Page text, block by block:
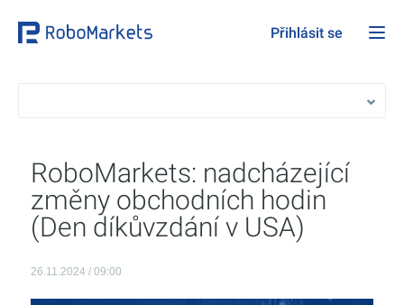
Přihlásit se
RoboMarkets: nadcházející
změny obchodních hodin
(Den díkůvzdání v USA)
26.11.2024 / 09:00